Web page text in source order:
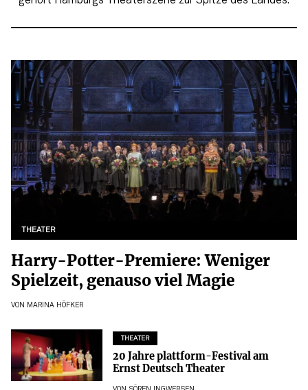
THEATER
Harry-Potter-Premiere: Weniger
Spielzeit, genauso viel Magie
VON MARINA HÖFKER
THEATER
20 Jahre plattform-Festival am
Ernst Deutsch Theater